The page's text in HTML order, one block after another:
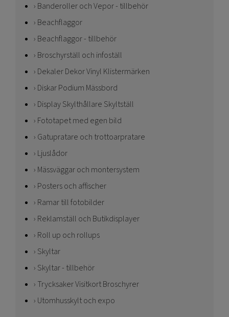
Banderoller och Vepor - tillbehör
Beachflaggor
Beachflaggor - tillbehör
Broschyrställ och infoställ
Dekaler Dekor Vinyl Klistermärken
Diskar Podium Mässbord
Display Skylthållare Skyltställ
Fototapet med egen bild
Gatupratare och trottoarpratare
Ljuslådor
Mässväggar och montersystem
Posters och affischer
Ramar till fotobilder
Reklamställ och Butikdisplayer
Roll up och rollups
Skyltar
Skyltar - tillbehör
Trycksaker Visitkort Broschyrer
Utomhusskylt och expo